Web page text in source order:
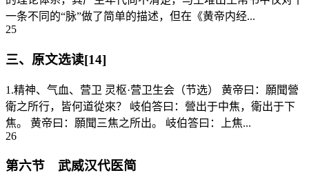
一条不同的“脉”做了简单的描述，但在《黄帝内经...
25
三、原文选读[14]
1.精神、气血、营卫 灵枢·营卫生会（节选） 黄帝曰：願聞營
衛之所行，皆何道從來？ 岐伯答曰：營出于中焦，衛出于下
焦。 黄帝曰：願聞三焦之所出。 岐伯答曰：上焦...
26
第六节 武威汉代医简